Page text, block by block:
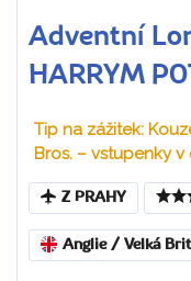
Adventní
HARRYM
Tip na zážitek:
Bros. – vstupenky v
Z PRAHY
Anglie / Velká